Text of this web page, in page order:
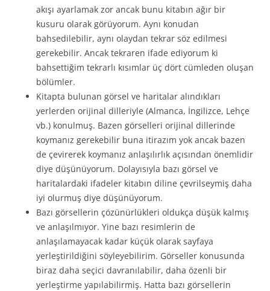
akışı ayarlamak zor ancak bunu kitabın ağır bir
kusuru olarak görüyorum. Aynı konudan
bahsedilebilir, aynı olaydan tekrar söz edilmesi
gerekebilir. Ancak tekraren ifade ediyorum ki
bahsettiğim tekrarlı kısımlar üç dört cümleden oluşan
bölümler.
Kitapta bulunan görsel ve haritalar alındıkları
yerlerden orijinal dilleriyle (Almanca, İngilizce, Lehçe
vb.) konulmuş. Bazen görselleri orijinal dillerinde
koymanız gerekebilir buna itirazım yok ancak bazen
de çevirerek koymanız anlaşılırlık açısından önemlidir
diye düşünüyorum. Dolayısıyla bazı görsel ve
haritalardaki ifadeler kitabın diline çevrilseymiş daha
iyi olurmuş diye düşünüyorum.
Bazı görsellerin çözünürlükleri oldukça düşük kalmış
ve anlaşılmıyor. Yine bazı resimlerin de
anlaşılamayacak kadar küçük olarak sayfaya
yerleştirildiğini söyleyebilirim. Görseller konusunda
biraz daha seçici davranılabilir, daha özenli bir
yerleştirme yapılabilirmiş. Hatta bazı görsellerin